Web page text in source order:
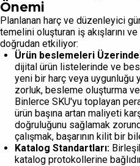
Önemi
Planlanan harç ve düzenleyici
temelini oluşturan iş akışlarını
doğrudan etkiliyor:
Ürün beslemeleri
dijital ürün listelerinde ve
yeni bir harç veya uygunluğu
zorluk, besleme oluşturma ve
Binlerce SKU'yu toplayan
ürün başına artan maliyeti
doğruluğunu sağlamak
çalışmak, başarının kilit bir
Katalog Standartları:
katalog protokollerine